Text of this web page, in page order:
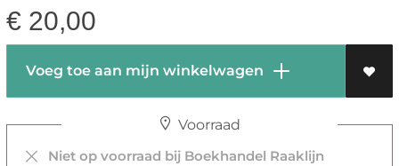
€ 20,00
Voeg toe aan mijn winkelwagen
Voorraad
Niet op voorraad bij Boekhandel Raaklijn